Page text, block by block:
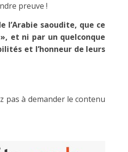
preuve !
saoudite, que ce
et ni par un quelconque
et l’honneur de leurs
pas à demander le contenu